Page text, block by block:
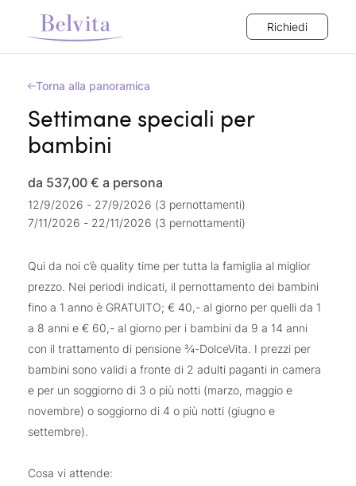
Richiedi
Torna alla panoramica
Settimane speciali per
bambini
da 537,00 € a persona
12/9/2026 - 27/9/2026 (3 pernottamenti)
7/11/2026 - 22/11/2026 (3 pernottamenti)
Qui da noi c’è quality time per tutta la famiglia al miglior
prezzo. Nei periodi indicati, il pernottamento dei bambini
fino a 1 anno è GRATUITO; € 40,- al giorno per quelli da 1
a 8 anni e € 60,- al giorno per i bambini da 9 a 14 anni
con il trattamento di pensione ¾-DolceVita. I prezzi per
bambini sono validi a fronte di 2 adulti paganti in camera
e per un soggiorno di 3 o più notti (marzo, maggio e
novembre) o soggiorno di 4 o più notti (giugno e
settembre).
Cosa vi attende: